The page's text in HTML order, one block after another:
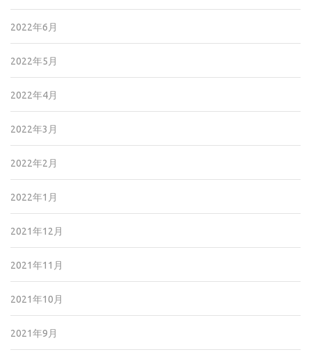
2022年6月
2022年5月
2022年4月
2022年3月
2022年2月
2022年1月
2021年12月
2021年11月
2021年10月
2021年9月